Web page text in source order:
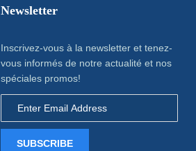
Newsletter
Inscrivez-vous à la newsletter et tenez-
vous informés de notre actualité et nos
spéciales promos!
SUBSCRIBE